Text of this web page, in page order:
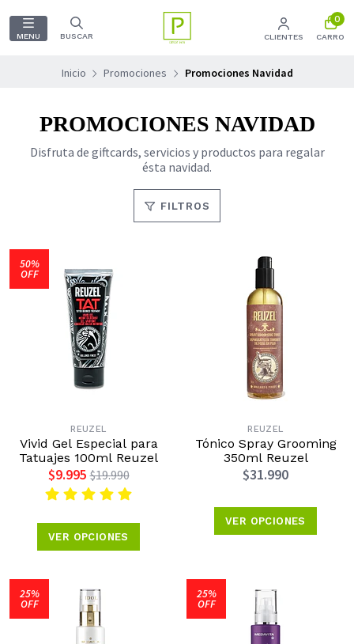
MENU BUSCAR CLIENTES
0
CARRO
Inicio Promociones Promociones Navidad
PROMOCIONES NAVIDAD
Disfruta de giftcards, servicios y productos para regalar
ésta navidad.
FILTROS
50%
OFF
REUZEL
Vivid Gel Especial para
Tatuajes 100ml Reuzel
$9.995 $19.990
VER OPCIONES
REUZEL
Tónico Spray Grooming
350ml Reuzel
$31.990
VER OPCIONES
25%
OFF
25%
OFF